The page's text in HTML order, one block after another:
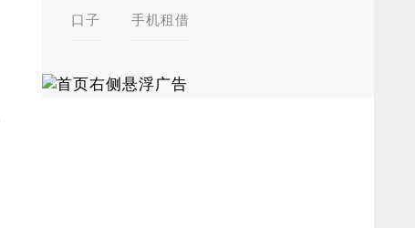
口子 手机租借